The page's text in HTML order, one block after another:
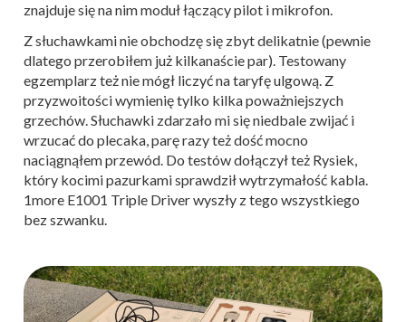
znajduje się na nim moduł łączący pilot i mikrofon.
Z słuchawkami nie obchodzę się zbyt delikatnie (pewnie
dlatego przerobiłem już kilkanaście par). Testowany
egzemplarz też nie mógł liczyć na taryfę ulgową. Z
przyzwoitości wymienię tylko kilka poważniejszych
grzechów. Słuchawki zdarzało mi się niedbale zwijać i
wrzucać do plecaka, parę razy też dość mocno
naciągnąłem przewód. Do testów dołączył też Rysiek,
który kocimi pazurkami sprawdził wytrzymałość kabla.
1more E1001 Triple Driver wyszły z tego wszystkiego
bez szwanku.